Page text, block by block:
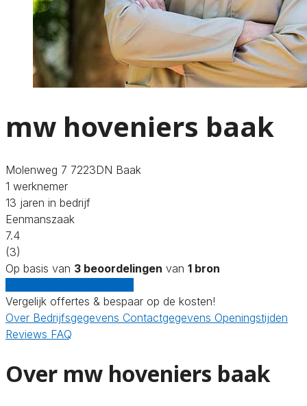
mw hoveniers baak
Molenweg 7 7223DN Baak
1 werknemer
13 jaren in bedrijf
Eenmanszaak
7.4
(3)
Op basis van 3 beoordelingen van 1 bron
Vergelijk offertes & bespaar op de kosten!
Over Bedrijfsgegevens Contactgegevens Openingstijden
Reviews FAQ
Over mw hoveniers baak